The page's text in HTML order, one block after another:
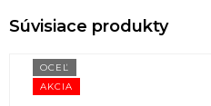
AKCIA
OCEĽ